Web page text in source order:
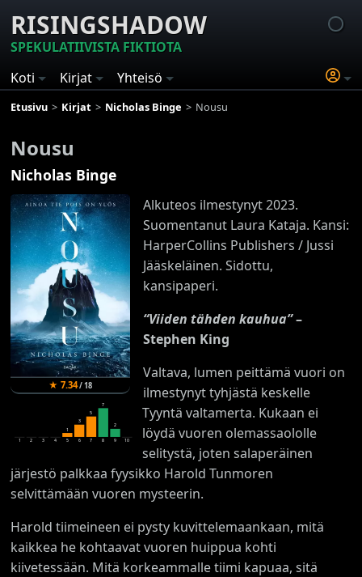
RISINGSHADOW
SPEKULATIIVISTA FIKTIOTA
Koti
Kirjat Yhteisö
Etusivu Kirjat Nicholas Binge Nousu
Nousu
Nicholas Binge
★7.34/18
1 2 3 4
1
5
3
6
5
7
7
8
2
9 10
Alkuteos ilmestynyt 2023.
Suomentanut Laura Kataja. Kansi:
HarperCollins Publishers / Jussi
Jääskeläinen. Sidottu,
kansipaperi.
“Viiden tähden kauhua”–
Stephen King
Valtava, lumen peittämä vuori on
ilmestynyt tyhjästä keskelle
Tyyntä valtamerta. Kukaan ei
löydä vuoren olemassaololle
selitystä, joten salaperäinen
järjestö palkkaa fyysikko Harold Tunmoren
selvittämään vuoren mysteerin.
Harold tiimeineen ei pysty kuvittelemaankaan, mitä
kaikkea he kohtaavat vuoren huippua kohti
kiivetessään. Mitä korkeammalle tiimi kapuaa, sitä